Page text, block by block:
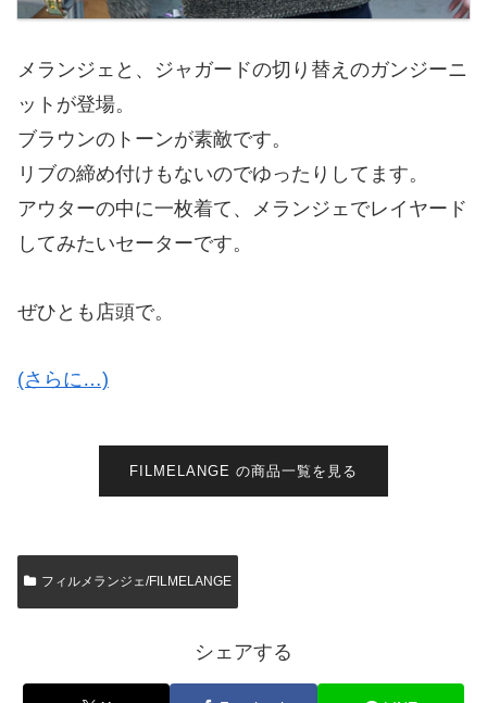
メランジェと、ジャガードの切り替えのガンジーニ
ットが登場。
ブラウンのトーンが素敵です。
リブの締め付けもないのでゆったりしてます。
アウターの中に一枚着て、メランジェでレイヤード
してみたいセーターです。
ぜひとも店頭で。
(さらに…)
FILMELANGE の商品一覧を見る
フィルメランジェ/FILMELANGE
シェアする